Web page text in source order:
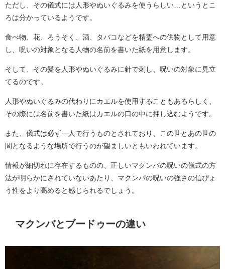
ただし、その儀式には人形やぬいぐるみを使うらしい…というとこ
ろは分かっているようです。
食べ物、花、ろうそく、酒、タバコなどを精霊への供物として用意
し、呪いの対象となる人物の名前を書いた紙を用意します。
そして、その髪を人形やぬいぐるみに針で刺し、呪いの対象に見立
てるのです。
人形やぬいぐるみの代わりにカエルを使用することもあるらしく、
その際には名前を書いた紙はカエルの口の中に押し込むようです。
また、儀式は必ず一人で行うものとされており、この世とあの世の
間となるような場所で行うのが望ましいともいわれています。
情報が細切れに存在するものの、正しいマクンバの呪いの儀式の方
法が明らかにされていないあたり、マクンバの呪いの強さの信ぴょ
う性をより高めると感じられるでしょう。
マクンバとブードゥーの違い